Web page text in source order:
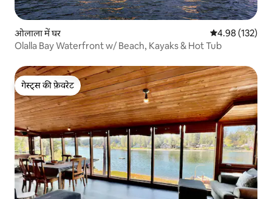
ओलाला में घर औसत रेटिंग 5 में से
4.98 (132)
Olalla Bay Waterfront w/ Beach, Kayaks & Hot Tub
गेस्ट्स की फ़ेवरेट
गेस्ट्स की फ़ेवरेट